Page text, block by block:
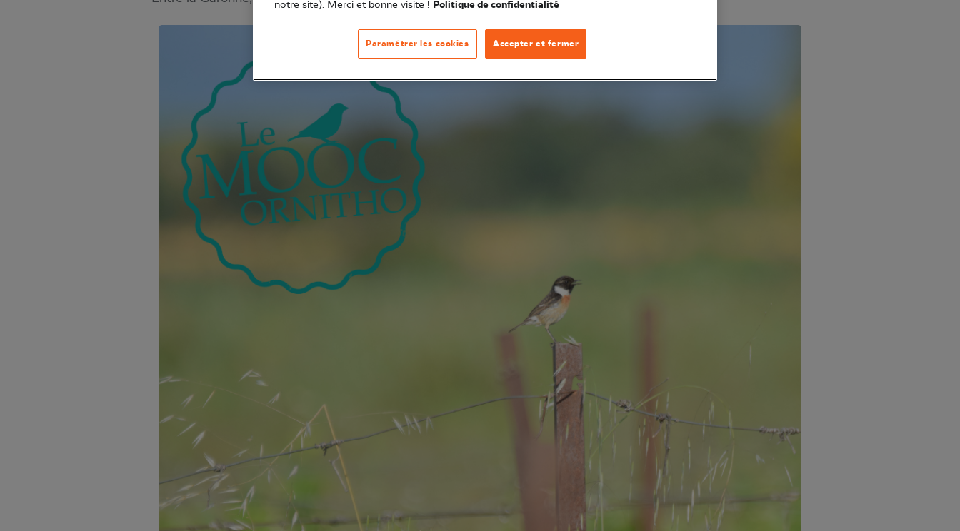
notre site). Merci et bonne visite ! Politique de confidentialité
Accepter et fermer
Paramétrer les cookies